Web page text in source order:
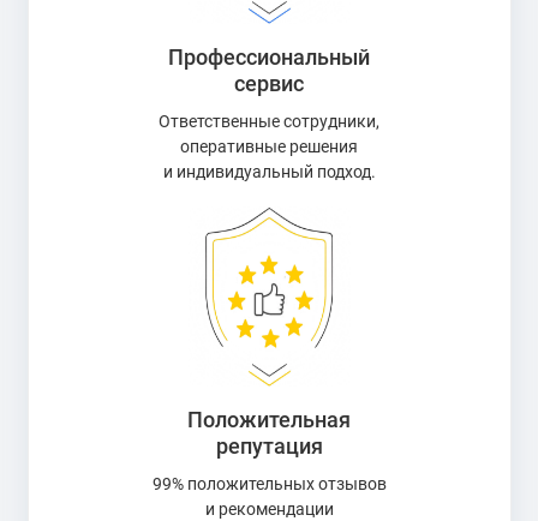
Профессиональный
сервис
Ответственные сотрудники,
оперативные решения
и индивидуальный подход.
Положительная
репутация
99% положительных отзывов
и рекомендации